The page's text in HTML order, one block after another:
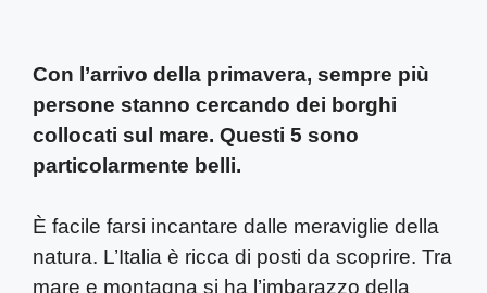
Con l’arrivo della primavera, sempre più
persone stanno cercando dei borghi
collocati sul mare. Questi 5 sono
particolarmente belli.
È facile farsi incantare dalle meraviglie della
natura. L’Italia è ricca di posti da scoprire. Tra
mare e montagna si ha l’imbarazzo della